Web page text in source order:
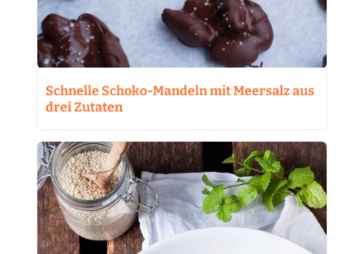
Schnelle Schoko-Mandeln mit Meersalz aus
drei Zutaten